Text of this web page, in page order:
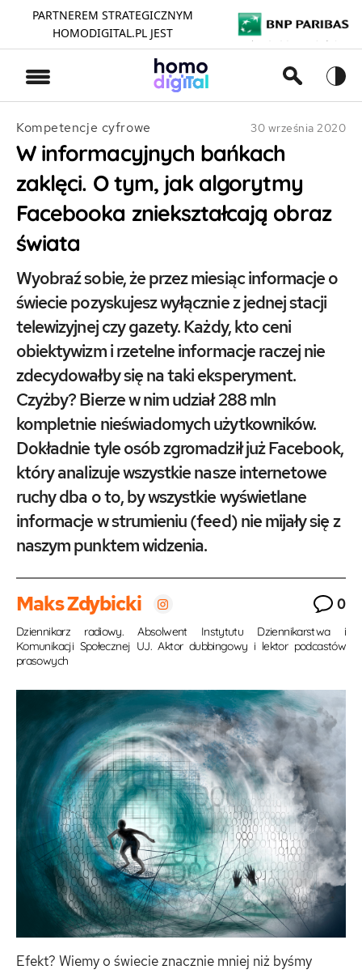
PARTNEREM STRATEGICZNYM
HOMODIGITAL.PL JEST
>
Kompetencje cyfrowe 30 września 2020
W informacyjnych bańkach
zaklęci. O tym, jak algorytmy
Facebooka zniekształcają obraz
świata
Wyobraź sobie, że przez miesiąc informacje o
świecie pozyskujesz wyłącznie z jednej stacji
telewizyjnej czy gazety. Każdy, kto ceni
obiektywizm i rzetelne informacje raczej nie
zdecydowałby się na taki eksperyment.
Czyżby? Bierze w nim udział 288 mln
kompletnie nieświadomych użytkowników.
Dokładnie tyle osób zgromadził już Facebook,
który analizuje wszystkie nasze internetowe
ruchy dba o to, by wszystkie wyświetlane
informacje w strumieniu (feed) nie mijały się z
naszym punktem widzenia.
Maks Zdybicki 0
Dziennikarz radiowy. Absolwent Instytutu Dziennikarstwa i
Komunikacji Społecznej UJ. Aktor dubbingowy i lektor podcastów
prasowych
Efekt? Wiemy o świecie znacznie mniej niż byśmy